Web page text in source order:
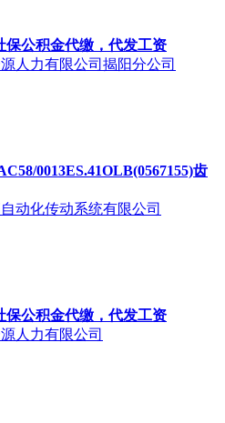
保公积金代缴，代发工资
人力有限公司揭阳分公司
0013ES.41OLB(0567155)齿
动化传动系统有限公司
保公积金代缴，代发工资
人力有限公司